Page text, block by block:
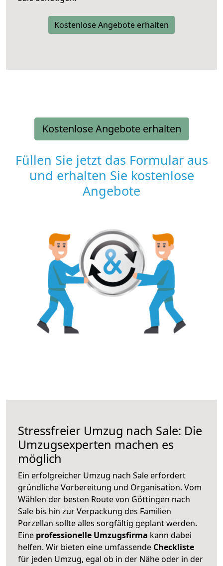
Kostenlose Angebote erhalten
Kostenlose Angebote erhalten
Füllen Sie jetzt das Formular aus
und erhalten Sie kostenlose
Angebote
Stressfreier Umzug nach Sale: Die
Umzugsexperten machen es
möglich
Ein erfolgreicher Umzug nach Sale erfordert
gründliche Vorbereitung und Organisation. Vom
Wählen der besten Route von Göttingen nach
Sale bis hin zur Verpackung des Familien
Porzellan sollte alles sorgfältig geplant werden.
Eine professionelle Umzugsfirma kann dabei
helfen. Wir bieten eine umfassende Checkliste
für jeden Umzug, egal ob in der Nähe oder in der